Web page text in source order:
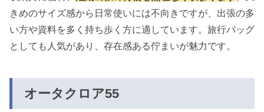
きめのサイズ感から日常使いには不向きですが、出張の多
い方や資料を多く持ち歩く方に適しています。旅行バッグ
としても人気があり、存在感ある佇まいが魅力です。
オータクロア55